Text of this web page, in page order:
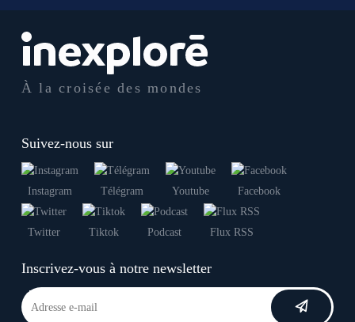
À la croisée des mondes
Suivez-nous sur
Instagram Télégram Youtube Facebook
Twitter Tiktok Podcast Flux RSS
Inscrivez-vous à notre newsletter